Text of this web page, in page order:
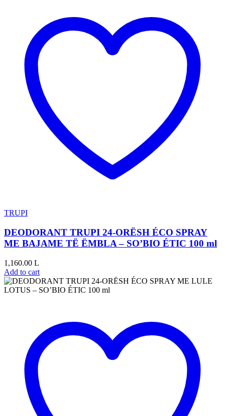
TRUPI
DEODORANT TRUPI 24-ORËSH ÉCO SPRAY
ME BAJAME TË ËMBLA – SO’BIO ÉTIC 100 ml
1,160.00 L
Add to cart